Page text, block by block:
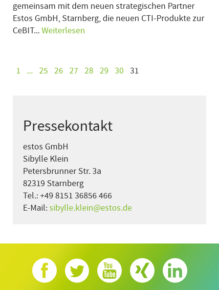
gemeinsam mit dem neuen strategischen Partner
Estos GmbH, Starnberg, die neuen CTI-Produkte zur
CeBIT...Weiterlesen
1 ... 25 26 27 28 29 30 31
Pressekontakt
estos GmbH
Sibylle Klein
Petersbrunner Str. 3a
82319 Starnberg
Tel.: +49 8151 36856 466
E-Mail:sibylle.klein@estos.de